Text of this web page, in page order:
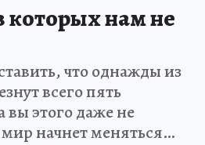
которых нам не
что однажды из
всего пять
вы этого даже не
начнет меняться…